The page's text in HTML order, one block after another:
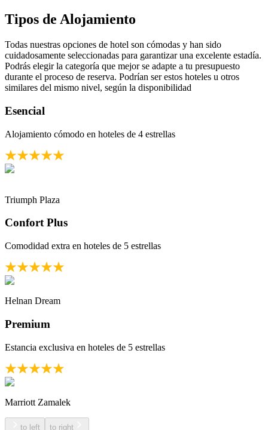
Tipos de Alojamiento
Todas nuestras opciones de hotel son cómodas y han sido
cuidadosamente seleccionadas para garantizar una excelente estadía.
Podrás elegir la categoría que mejor se adapte a tu presupuesto
durante el proceso de reserva. Podrían ser estos hoteles u otros
similares del mismo nivel, según la disponibilidad
Esencial
Alojamiento cómodo en hoteles de 4 estrellas
Triumph Plaza
Confort Plus
Comodidad extra en hoteles de 5 estrellas
Helnan Dream
Premium
Estancia exclusiva en hoteles de 5 estrellas
Marriott Zamalek
to left
to right